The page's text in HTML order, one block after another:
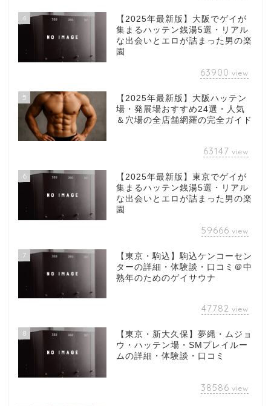
4
【2025年最新版】大阪でゲイが
集まるハッテン銭湯5選・リアル
な出会いとエロが詰まった男の楽
園
63900 view
5
【2025年最新版】大阪ハッテン
場・発展場おすすめ24選・人気
＆穴場の全店舗網羅の完全ガイド
63147 view
6
【2025年最新版】東京でゲイが
集まるハッテン銭湯5選・リアル
な出会いとエロが詰まった男の楽
園
59666 view
7
【東京・駒込】駒込ケンコーセン
ターの詳細・体験談・口コミ＠中
熟年のためのゲイサウナ
47782 view
8
【東京・新大久保】夢縄・ムジョ
ウ・ハッテン場・SMプレイルー
ムの詳細・体験談・口コミ
38586 view